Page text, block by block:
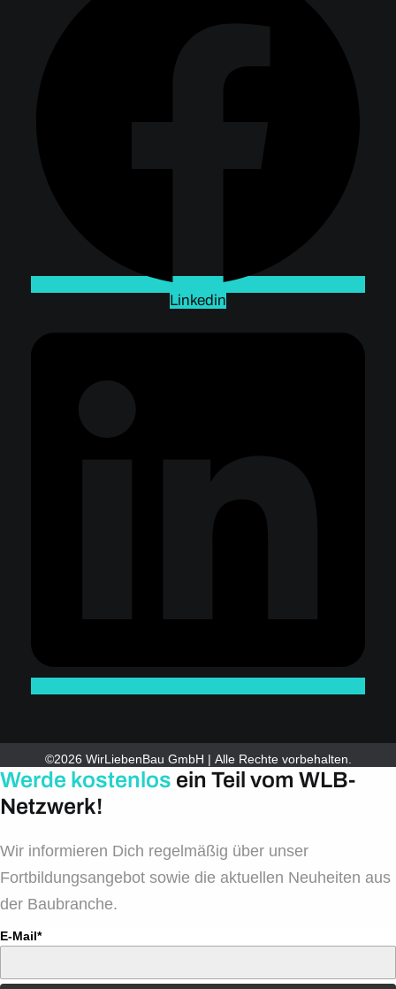
Linkedin
©2026 WirLiebenBau GmbH | Alle Rechte vorbehalten.
Werde kostenlos ein Teil vom WLB-
Netzwerk!
Wir informieren Dich regelmäßig über unser
Fortbildungsangebot sowie die aktuellen Neuheiten aus
der Baubranche.
E-Mail*